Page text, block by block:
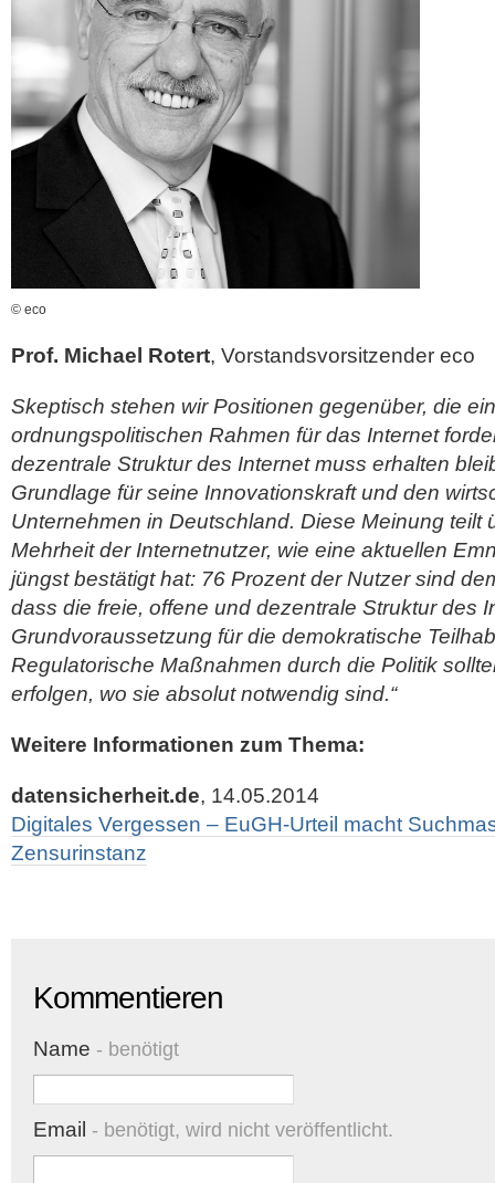
© eco
Prof. Michael Rotert, Vorstandsvorsitzender eco
Skeptisch stehen wir Positionen gegenüber, die
ordnungspolitischen Rahmen für das Internet
dezentrale Struktur des Internet muss erhalten
Grundlage für seine Innovationskraft und den
Unternehmen in Deutschland. Diese Meinung teilt
Mehrheit der Internetnutzer, wie eine aktuellen
jüngst bestätigt hat: 76 Prozent der Nutzer sind
dass die freie, offene und dezentrale Struktur des
Grundvoraussetzung für die demokratische
Regulatorische Maßnahmen durch die Politik
erfolgen, wo sie absolut notwendig sind.“
Weitere Informationen zum Thema:
datensicherheit.de, 14.05.2014
Digitales Vergessen – EuGH-Urteil macht
Zensurinstanz
Kommentieren
Name - benötigt
Email - benötigt, wird nicht veröffentlicht.